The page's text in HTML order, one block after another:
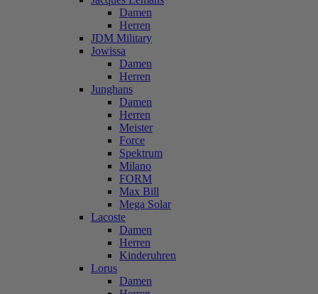
Damen
Herren
JDM Military
Jowissa
Damen
Herren
Junghans
Damen
Herren
Meister
Force
Spektrum
Milano
FORM
Max Bill
Mega Solar
Lacoste
Damen
Herren
Kinderuhren
Lorus
Damen